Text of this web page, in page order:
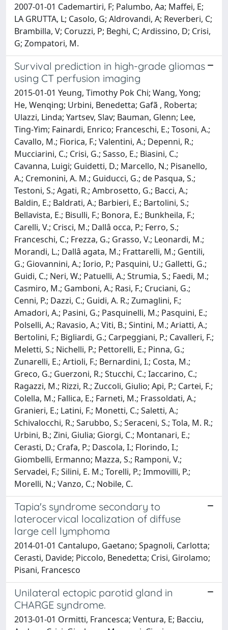
2007-01-01 Cademartiri, F; Palumbo, Aa; Maffei, E;
LA GRUTTA, L; Casolo, G; Aldrovandi, A; Reverberi, C;
Brambilla, V; Coruzzi, P; Beghi, C; Ardissino, D; Crisi,
G; Zompatori, M.
Survival prediction in high-grade gliomas
using CT perfusion imaging
2015-01-01 Yeung, Timothy Pok Chi; Wang, Yong;
He, Wenqing; Urbini, Benedetta; Gafã , Roberta;
Ulazzi, Linda; Yartsev, Slav; Bauman, Glenn; Lee,
Ting-Yim; Fainardi, Enrico; Franceschi, E.; Tosoni, A.;
Cavallo, M.; Fiorica, F.; Valentini, A.; Depenni, R.;
Mucciarini, C.; Crisi, G.; Sasso, E.; Biasini, C.;
Cavanna, Luigi; Guidetti, D.; Marcello, N.; Pisanello,
A.; Cremonini, A. M.; Guiducci, G.; de Pasqua, S.;
Testoni, S.; Agati, R.; Ambrosetto, G.; Bacci, A.;
Baldin, E.; Baldrati, A.; Barbieri, E.; Bartolini, S.;
Bellavista, E.; Bisulli, F.; Bonora, E.; Bunkheila, F.;
Carelli, V.; Crisci, M.; Dallâ occa, P.; Ferro, S.;
Franceschi, C.; Frezza, G.; Grasso, V.; Leonardi, M.;
Morandi, L.; Dallâ agata, M.; Frattarelli, M.; Gentili,
G.; Giovannini, A.; Iorio, P.; Pasquini, U.; Galletti, G.;
Guidi, C.; Neri, W.; Patuelli, A.; Strumia, S.; Faedi, M.;
Casmiro, M.; Gamboni, A.; Rasi, F.; Cruciani, G.;
Cenni, P.; Dazzi, C.; Guidi, A. R.; Zumaglini, F.;
Amadori, A.; Pasini, G.; Pasquinelli, M.; Pasquini, E.;
Polselli, A.; Ravasio, A.; Viti, B.; Sintini, M.; Ariatti, A.;
Bertolini, F.; Bigliardi, G.; Carpeggiani, P.; Cavalleri, F.;
Meletti, S.; Nichelli, P.; Pettorelli, E.; Pinna, G.;
Zunarelli, E.; Artioli, F.; Bernardini, I.; Costa, M.;
Greco, G.; Guerzoni, R.; Stucchi, C.; Iaccarino, C.;
Ragazzi, M.; Rizzi, R.; Zuccoli, Giulio; Api, P.; Cartei, F.;
Colella, M.; Fallica, E.; Farneti, M.; Frassoldati, A.;
Granieri, E.; Latini, F.; Monetti, C.; Saletti, A.;
Schivalocchi, R.; Sarubbo, S.; Seraceni, S.; Tola, M. R.;
Urbini, B.; Zini, Giulia; Giorgi, C.; Montanari, E.;
Cerasti, D.; Crafa, P.; Dascola, I.; Florindo, I.;
Giombelli, Ermanno; Mazza, S.; Ramponi, V.;
Servadei, F.; Silini, E. M.; Torelli, P.; Immovilli, P.;
Morelli, N.; Vanzo, C.; Nobile, C.
Tapia's syndrome secondary to
laterocervical localization of diffuse
large cell lymphoma
2014-01-01 Cantalupo, Gaetano; Spagnoli, Carlotta;
Cerasti, Davide; Piccolo, Benedetta; Crisi, Girolamo;
Pisani, Francesco
Unilateral ectopic parotid gland in
CHARGE syndrome.
2013-01-01 Ormitti, Francesca; Ventura, E; Bacciu,